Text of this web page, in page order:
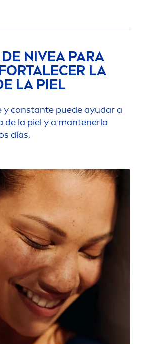
NIVEAPARA
LA
LA PIEL
y constante puede ayudar a
de la piel y a mantenerla
días.